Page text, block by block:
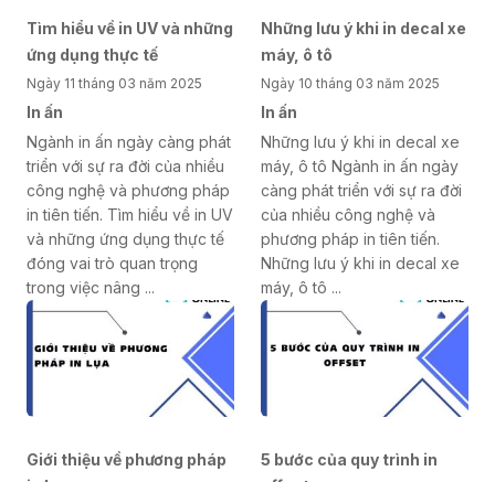
Tìm hiểu về in UV và những
ứng dụng thực tế
Ngày 11 tháng 03 năm 2025
In ấn
Ngành in ấn ngày càng phát
triển với sự ra đời của nhiều
công nghệ và phương pháp
in tiên tiến. Tìm hiểu về in UV
và những ứng dụng thực tế
đóng vai trò quan trọng
trong việc nâng ...
Những lưu ý khi in decal xe
máy, ô tô
Ngày 10 tháng 03 năm 2025
In ấn
Những lưu ý khi in decal xe
máy, ô tô Ngành in ấn ngày
càng phát triển với sự ra đời
của nhiều công nghệ và
phương pháp in tiên tiến.
Những lưu ý khi in decal xe
máy, ô tô ...
Giới thiệu về phương pháp
5 bước của quy trình in